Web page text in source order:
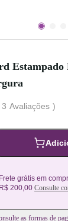
3 Avaliações
Frete grátis em
R$ 200,00 Consulte
as formas de